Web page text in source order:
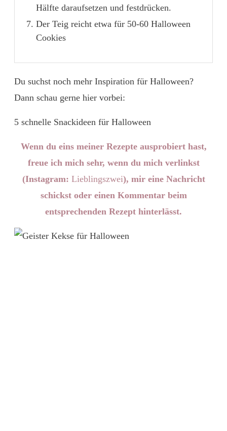
Hälfte daraufsetzen und festdrücken.
Der Teig reicht etwa für 50-60 Halloween
Cookies
Du suchst noch mehr Inspiration für Halloween?
Dann schau gerne hier vorbei:
5 schnelle Snackideen für Halloween
Wenn du eins meiner Rezepte ausprobiert hast,
freue ich mich sehr, wenn du mich verlinkst
(Instagram: Lieblingszwei), mir eine Nachricht
schickst oder einen Kommentar beim
entsprechenden Rezept hinterlässt.